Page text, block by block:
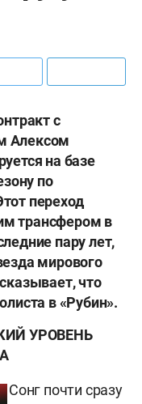
с
Алексом
на базе
по
переход
трансфером в
пару лет,
мирового
что
в «Рубин».
УРОВЕНЬ
Сонг почти сразу